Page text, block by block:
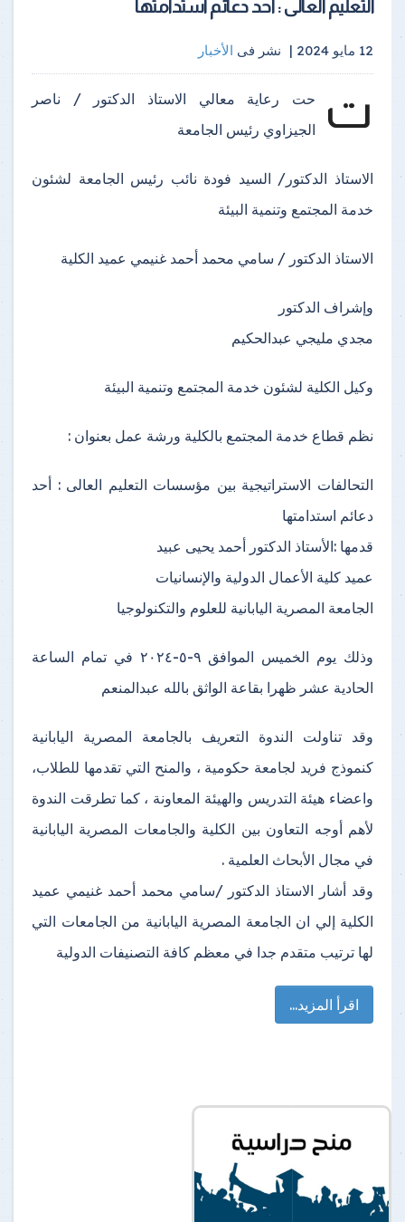
التعليم العالى : أحد دعائم استدامتها
12 مايو 2024 | نشر فى الأخبار
ت
حت رعاية معالي الاستاذ الدكتور / ناصر
الجيزاوي رئيس الجامعة
الاستاذ الدكتور/ السيد فودة نائب رئيس الجامعة لشئون
خدمة المجتمع وتنمية البيئة
الاستاذ الدكتور / سامي محمد أحمد غنيمي عميد الكلية
وإشراف الدكتور
مجدي مليجي عبدالحكيم
وكيل الكلية لشئون خدمة المجتمع وتنمية البيئة
نظم قطاع خدمة المجتمع بالكلية ورشة عمل بعنوان :
التحالفات الاستراتيجية بين مؤسسات التعليم العالى : أحد
دعائم استدامتها
قدمها :الأستاذ الدكتور أحمد يحيى عبيد
عميد كلية الأعمال الدولية والإنسانيات
الجامعة المصرية اليابانية للعلوم والتكنولوجيا
وذلك يوم الخميس الموافق ٩-٥-٢٠٢٤ في تمام الساعة
الحادية عشر ظهرا بقاعة الواثق بالله عبدالمنعم
وقد تناولت الندوة التعريف بالجامعة المصرية اليابانية
كنموذج فريد لجامعة حكومية ، والمنح التي تقدمها للطلاب،
واعضاء هيئة التدريس والهيئة المعاونة ، كما تطرقت الندوة
لأهم أوجه التعاون بين الكلية والجامعات المصرية اليابانية
في مجال الأبحاث العلمية .
وقد أشار الاستاذ الدكتور /سامي محمد أحمد غنيمي عميد
الكلية إلي ان الجامعة المصرية اليابانية من الجامعات التي
لها ترتيب متقدم جدا في معظم كافة التصنيفات الدولية
اقرأ المزيد...